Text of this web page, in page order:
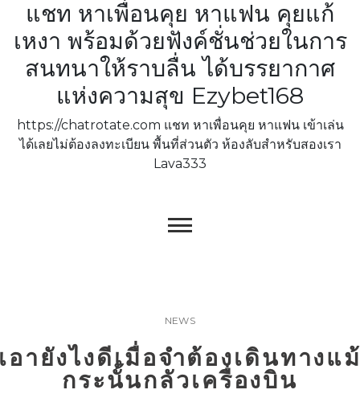
content
แชท หาเพื่อนคุย หาแฟน คุยแก้
เหงา พร้อมด้วยฟังค์ชั่นช่วยในการ
สนทนาให้ราบลื่น ได้บรรยากาศ
แห่งความสุข Ezybet168
https://chatrotate.com แชท หาเพื่อนคุย หาแฟน เข้าเล่น
ได้เลยไม่ต้องลงทะเบียน พื้นที่ส่วนตัว ห้องลับสำหรับสองเรา
Lava333
NEWS
อายังไงดีเมื่อจำต้องเดินทางแ
กระนั้นกลัวเครื่องบิน